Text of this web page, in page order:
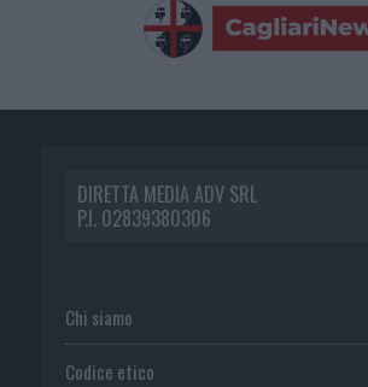
DIRETTA MEDIA ADV SRL
P.I. 02839380306
Chi siamo
Codice etico